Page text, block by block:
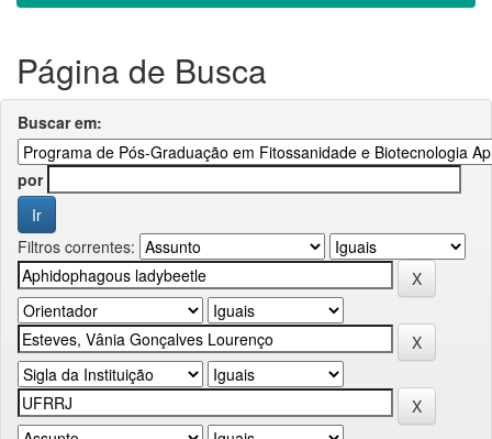
Página de Busca
Buscar em:
por
Filtros correntes: